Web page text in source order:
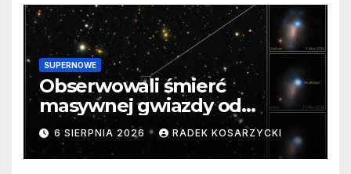
SUPERNOWE
Obserwowali śmierć
masywnej gwiazdy od
samego początku. Niezwykle
cenne dane
6 SIERPNIA 2026 RADEK KOSARZYCKI